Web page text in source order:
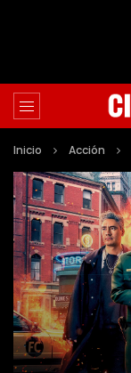
Inicio Acción